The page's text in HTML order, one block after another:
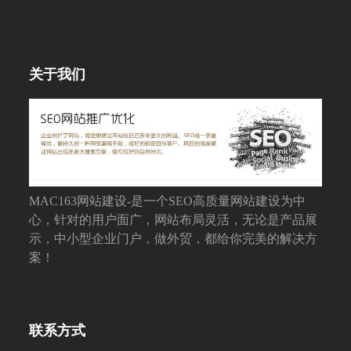
关于我们
MAC163网站建设-是一个SEO高质量网站建设为中
心，针对的用户面广，网站布局灵活，无论是产品展
示，中小型企业门户，做外贸，都给你完美的解决方
案！
联系方式